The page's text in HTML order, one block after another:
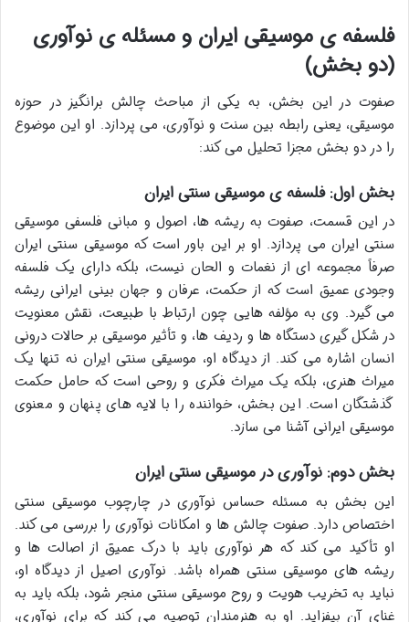
فلسفه ی موسیقی ایران و مسئله ی نوآوری
(دو بخش)
صفوت در این بخش، به یکی از مباحث چالش برانگیز در حوزه
موسیقی، یعنی رابطه بین سنت و نوآوری، می پردازد. او این موضوع
را در دو بخش مجزا تحلیل می کند:
بخش اول: فلسفه ی موسیقی سنتی ایران
در این قسمت، صفوت به ریشه ها، اصول و مبانی فلسفی موسیقی
سنتی ایران می پردازد. او بر این باور است که موسیقی سنتی ایران
صرفاً مجموعه ای از نغمات و الحان نیست، بلکه دارای یک فلسفه
وجودی عمیق است که از حکمت، عرفان و جهان بینی ایرانی ریشه
می گیرد. وی به مؤلفه هایی چون ارتباط با طبیعت، نقش معنویت
در شکل گیری دستگاه ها و ردیف ها، و تأثیر موسیقی بر حالات درونی
انسان اشاره می کند. از دیدگاه او، موسیقی سنتی ایران نه تنها یک
میراث هنری، بلکه یک میراث فکری و روحی است که حامل حکمت
گذشتگان است. این بخش، خواننده را با لایه های پنهان و معنوی
موسیقی ایرانی آشنا می سازد.
بخش دوم: نوآوری در موسیقی سنتی ایران
این بخش به مسئله حساس نوآوری در چارچوب موسیقی سنتی
اختصاص دارد. صفوت چالش ها و امکانات نوآوری را بررسی می کند.
او تأکید می کند که هر نوآوری باید با درک عمیق از اصالت ها و
ریشه های موسیقی سنتی همراه باشد. نوآوری اصیل از دیدگاه او،
نباید به تخریب هویت و روح موسیقی سنتی منجر شود، بلکه باید به
غنای آن بیفزاید. او به هنرمندان توصیه می کند که برای نوآوری،